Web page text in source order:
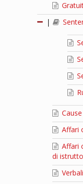
|
Affari
Affari
di